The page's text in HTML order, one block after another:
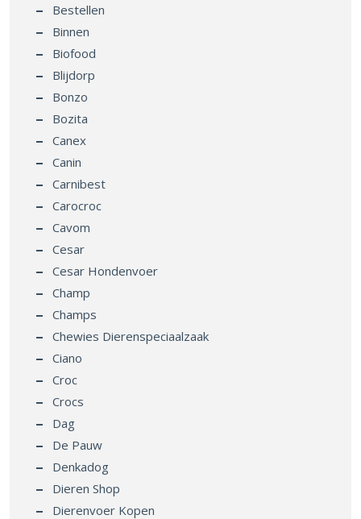
Bestellen
Binnen
Biofood
Blijdorp
Bonzo
Bozita
Canex
Canin
Carnibest
Carocroc
Cavom
Cesar
Cesar Hondenvoer
Champ
Champs
Chewies Dierenspeciaalzaak
Ciano
Croc
Crocs
Dag
De Pauw
Denkadog
Dieren Shop
Dierenvoer Kopen